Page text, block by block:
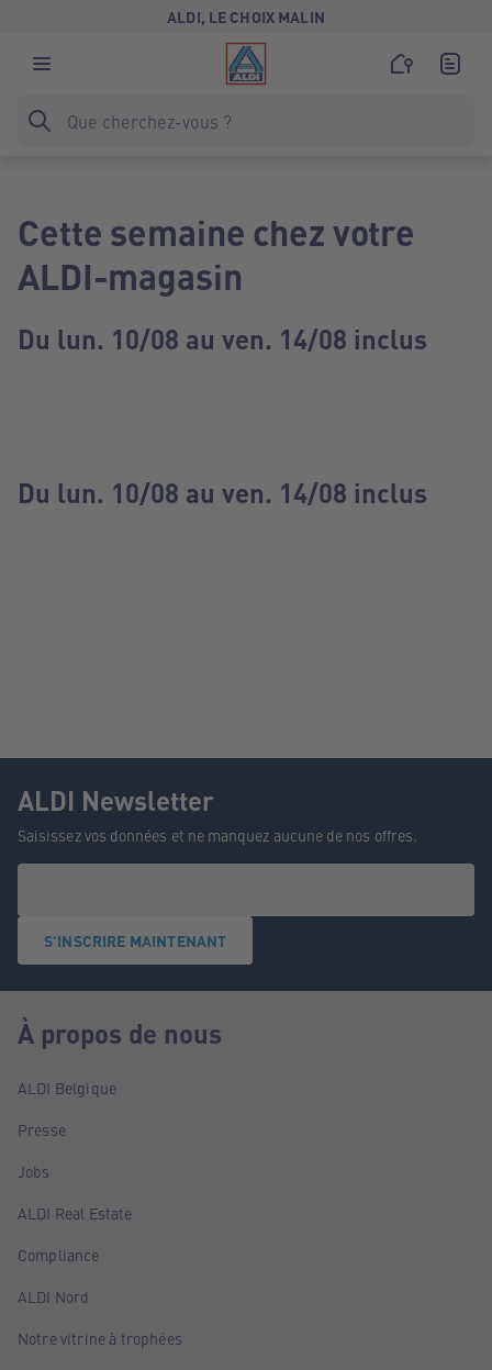
ALDI, LE CHOIX MALIN
Cette semaine chez votre
ALDI-magasin
Du lun. 10/08 au ven. 14/08 inclus
Du lun. 10/08 au ven. 14/08 inclus
ALDI Newsletter
Saisissez vos données et ne manquez aucune de nos offres.
S'INSCRIRE MAINTENANT
À propos de nous
ALDI Belgique
Presse
Jobs
ALDI Real Estate
Compliance
ALDI Nord
Notre vitrine à trophées